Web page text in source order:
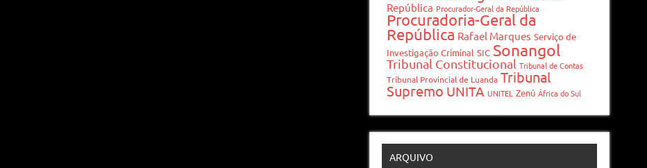
República Procurador-Geral da República
Procuradoria-Geral da
República Rafael Marques Serviço de
Investigação Criminal SIC Sonangol
Tribunal Constitucional Tribunal de Contas
Tribunal Provincial de Luanda Tribunal
Supremo UNITA UNITEL Zenú África do Sul
ARQUIVO